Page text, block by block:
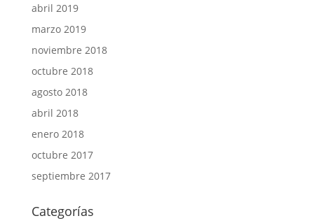
abril 2019
marzo 2019
noviembre 2018
octubre 2018
agosto 2018
abril 2018
enero 2018
octubre 2017
septiembre 2017
Categorías